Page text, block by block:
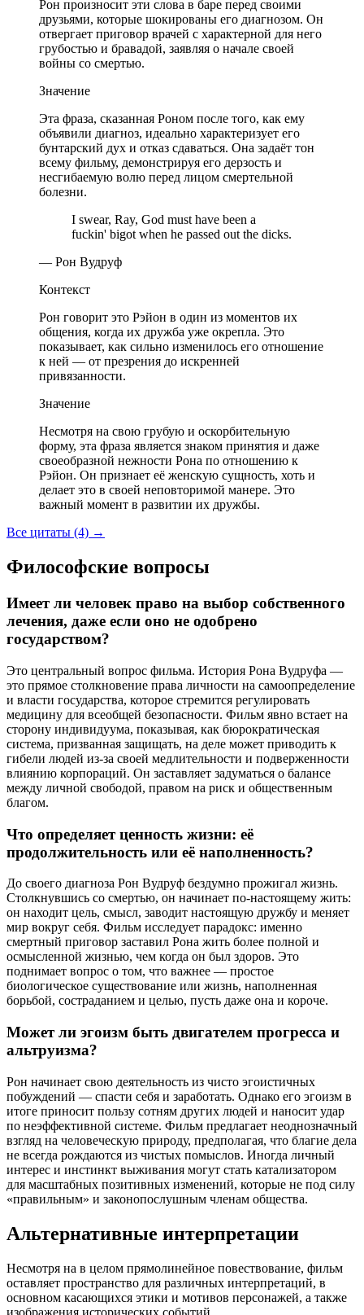
Рон произносит эти слова в баре перед своими
друзьями, которые шокированы его диагнозом. Он
отвергает приговор врачей с характерной для него
грубостью и бравадой, заявляя о начале своей
войны со смертью.
Значение
Эта фраза, сказанная Роном после того, как ему
объявили диагноз, идеально характеризует его
бунтарский дух и отказ сдаваться. Она задаёт тон
всему фильму, демонстрируя его дерзость и
несгибаемую волю перед лицом смертельной
болезни.
I swear, Ray, God must have been a
fuckin' bigot when he passed out the dicks.
— Рон Вудруф
Контекст
Рон говорит это Рэйон в один из моментов их
общения, когда их дружба уже окрепла. Это
показывает, как сильно изменилось его отношение
к ней — от презрения до искренней
привязанности.
Значение
Несмотря на свою грубую и оскорбительную
форму, эта фраза является знаком принятия и даже
своеобразной нежности Рона по отношению к
Рэйон. Он признает её женскую сущность, хоть и
делает это в своей неповторимой манере. Это
важный момент в развитии их дружбы.
Все цитаты (4) →
Философские вопросы
Имеет ли человек право на выбор собственного
лечения, даже если оно не одобрено
государством?
Это центральный вопрос фильма. История Рона Вудруфа —
это прямое столкновение права личности на самоопределение
и власти государства, которое стремится регулировать
медицину для всеобщей безопасности. Фильм явно встает на
сторону индивидуума, показывая, как бюрократическая
система, призванная защищать, на деле может приводить к
гибели людей из-за своей медлительности и подверженности
влиянию корпораций. Он заставляет задуматься о балансе
между личной свободой, правом на риск и общественным
благом.
Что определяет ценность жизни: её
продолжительность или её наполненность?
До своего диагноза Рон Вудруф бездумно прожигал жизнь.
Столкнувшись со смертью, он начинает по-настоящему жить:
он находит цель, смысл, заводит настоящую дружбу и меняет
мир вокруг себя. Фильм исследует парадокс: именно
смертный приговор заставил Рона жить более полной и
осмысленной жизнью, чем когда он был здоров. Это
поднимает вопрос о том, что важнее — простое
биологическое существование или жизнь, наполненная
борьбой, состраданием и целью, пусть даже она и короче.
Может ли эгоизм быть двигателем прогресса и
альтруизма?
Рон начинает свою деятельность из чисто эгоистичных
побуждений — спасти себя и заработать. Однако его эгоизм в
итоге приносит пользу сотням других людей и наносит удар
по неэффективной системе. Фильм предлагает неоднозначный
взгляд на человеческую природу, предполагая, что благие дела
не всегда рождаются из чистых помыслов. Иногда личный
интерес и инстинкт выживания могут стать катализатором
для масштабных позитивных изменений, которые не под силу
«правильным» и законопослушным членам общества.
Альтернативные интерпретации
Несмотря на в целом прямолинейное повествование, фильм
оставляет пространство для различных интерпретаций, в
основном касающихся этики и мотивов персонажей, а также
изображения исторических событий.